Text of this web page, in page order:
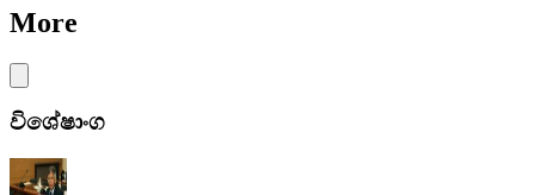
More
විශේෂාංග